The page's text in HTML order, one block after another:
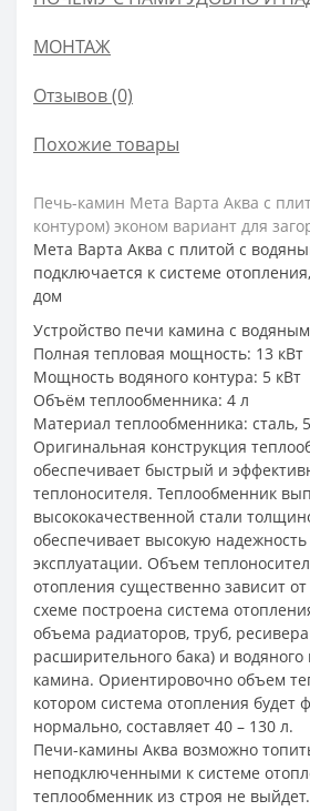
МОНТАЖ
Отзывов (0)
Похожие товары
Печь-камин Мета Варта Аква с
контуром) эконом вариант для
Мета Варта Аква с плитой с
подключается к системе
дом
Устройство печи камина с
Полная тепловая мощность: 13 кВт
Мощность водяного контура: 5 кВт
Объём теплообменника: 4 л
Материал теплообменника: сталь,
Оригинальная конструкция
обеспечивает быстрый и
теплоносителя. Теплообменник
высококачественной стали
обеспечивает высокую
эксплуатации. Объем
отопления существенно зависит от
схеме построена система
объема радиаторов, труб,
расширительного бака) и водяного
камина. Ориентировочно объем
котором система отопления будет
нормально, составляет 40 – 130 л.
Печи-камины Аква возможно
неподключенными к системе
теплообменник из строя не